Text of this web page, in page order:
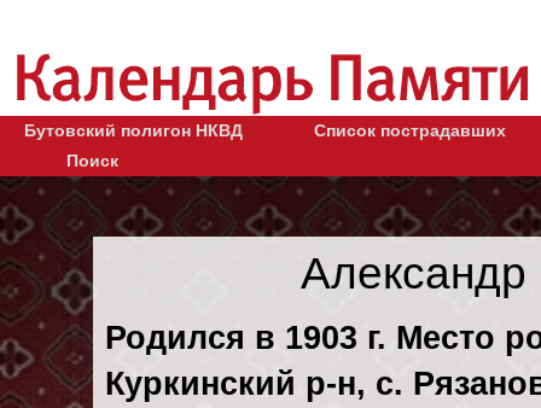
Бутовский полигон НКВД
Список пострадавших
Поиск
Родился в 1903 г. Место
Куркинский р-н, с.